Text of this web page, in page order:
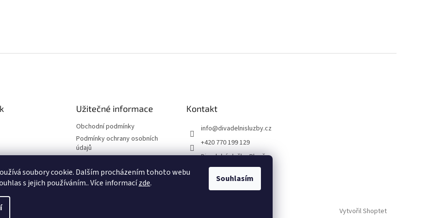
soubory cookie. Dalším procházením tohoto webu
s jejich používáním.. Více informacízde. Souhlasím
Užitečné informace
Obchodní podmínky
Podmínky ochrany osobních
údajů
Reklamační řád
Kontakt
info@divadelnisluzby.cz
+420 770 199 129
Divadelní služby Plzeň
divadelni_sluzby_plzen
Vytvořil Shoptet